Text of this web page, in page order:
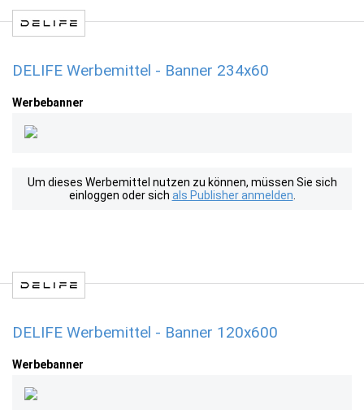
DELIFE Werbemittel - Banner 234x60
Werbebanner
Um dieses Werbemittel nutzen zu können, müssen Sie sich
einloggen oder sich als Publisher anmelden
DELIFE Werbemittel - Banner 120x600
Werbebanner